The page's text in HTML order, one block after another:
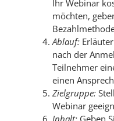
Ihr Webinar
möchten,
Ablauf:
nach der
Teilnehmer
einen
Zielgruppe:
Webinar